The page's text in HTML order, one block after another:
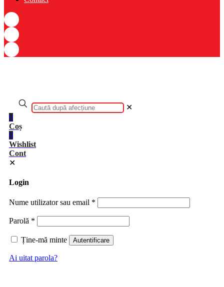
✕
0
Coș
0
Wishlist
Cont
✕
Login
Nume utilizator sau email *
Parolă *
Ține-mă minte Autentificare
Ai uitat parola?